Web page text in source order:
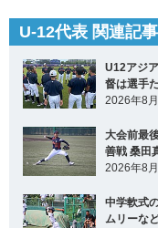
U-12代表 関連記事
U12アジ
督は選手
2026年8
大会前最
善戦 桑田
2026年8
中学軟式
ムリーな